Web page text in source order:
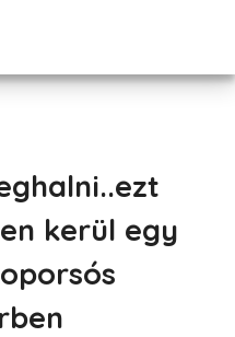
kerül egy